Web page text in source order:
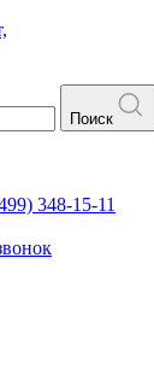
Поиск
348-15-11